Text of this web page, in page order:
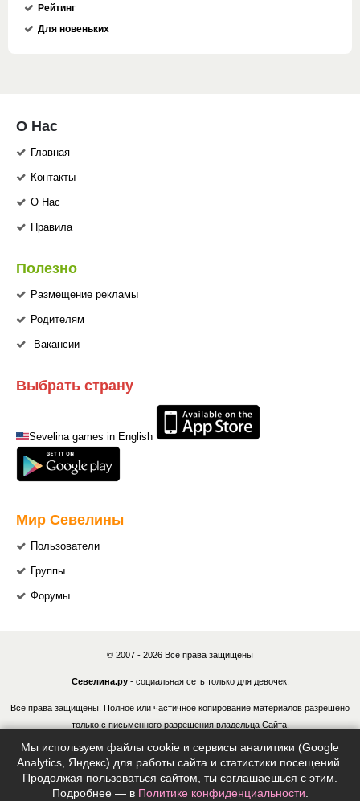
Рейтинг
Для новеньких
О Нас
Главная
Контакты
О Нас
Правила
Полезно
Размещение рекламы
Родителям
Вакансии
Выбрать страну
Sevelina games in English
Мир Севелины
Пользователи
Группы
Форумы
© 2007 - 2026 Все права защищены
Севелина.ру- социальная сеть только для девочек.
Все права защищены. Полное или частичное копирование материалов разрешено
только с письменного разрешения владельца Сайта.
В случае обнаружения нарушений, виновные лица могут быть привлечены к
ответственности в соответствии с действующим законодательством Российской
Федерации.
Мы используем файлы cookie и сервисы аналитики (Google
Analytics, Яндекс) для работы сайта и статистики посещений.
Продолжая пользоваться сайтом, ты соглашаешься с этим.
Подробнее — в Политике конфиденциальности